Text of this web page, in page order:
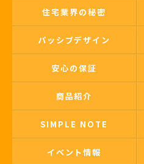
住宅業界の秘密
パッシブデザイン
安心の保証
商品紹介
SIMPLE NOTE
イベント情報